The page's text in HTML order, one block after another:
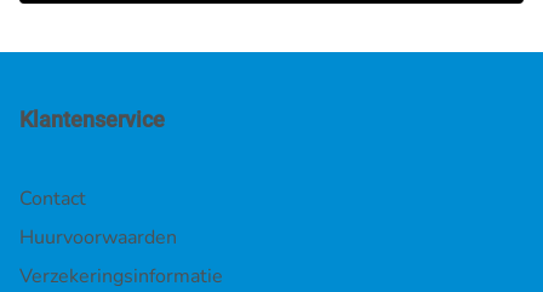
Klantenservice
Contact
Huurvoorwaarden
Verzekeringsinformatie